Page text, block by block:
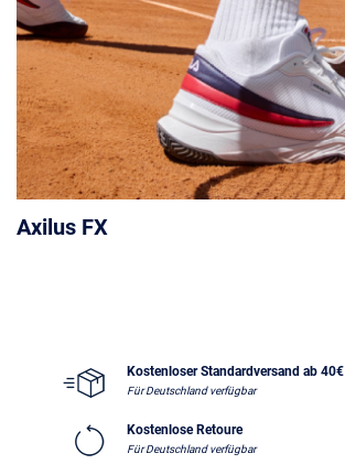
Axilus FX
Kostenloser Standardversand ab 40€
Für Deutschland verfügbar
Kostenlose Retoure
Für Deutschland verfügbar